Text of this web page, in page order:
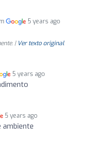
5 years ago
| Ver texto original
5 years ago
5 years ago
ambiente